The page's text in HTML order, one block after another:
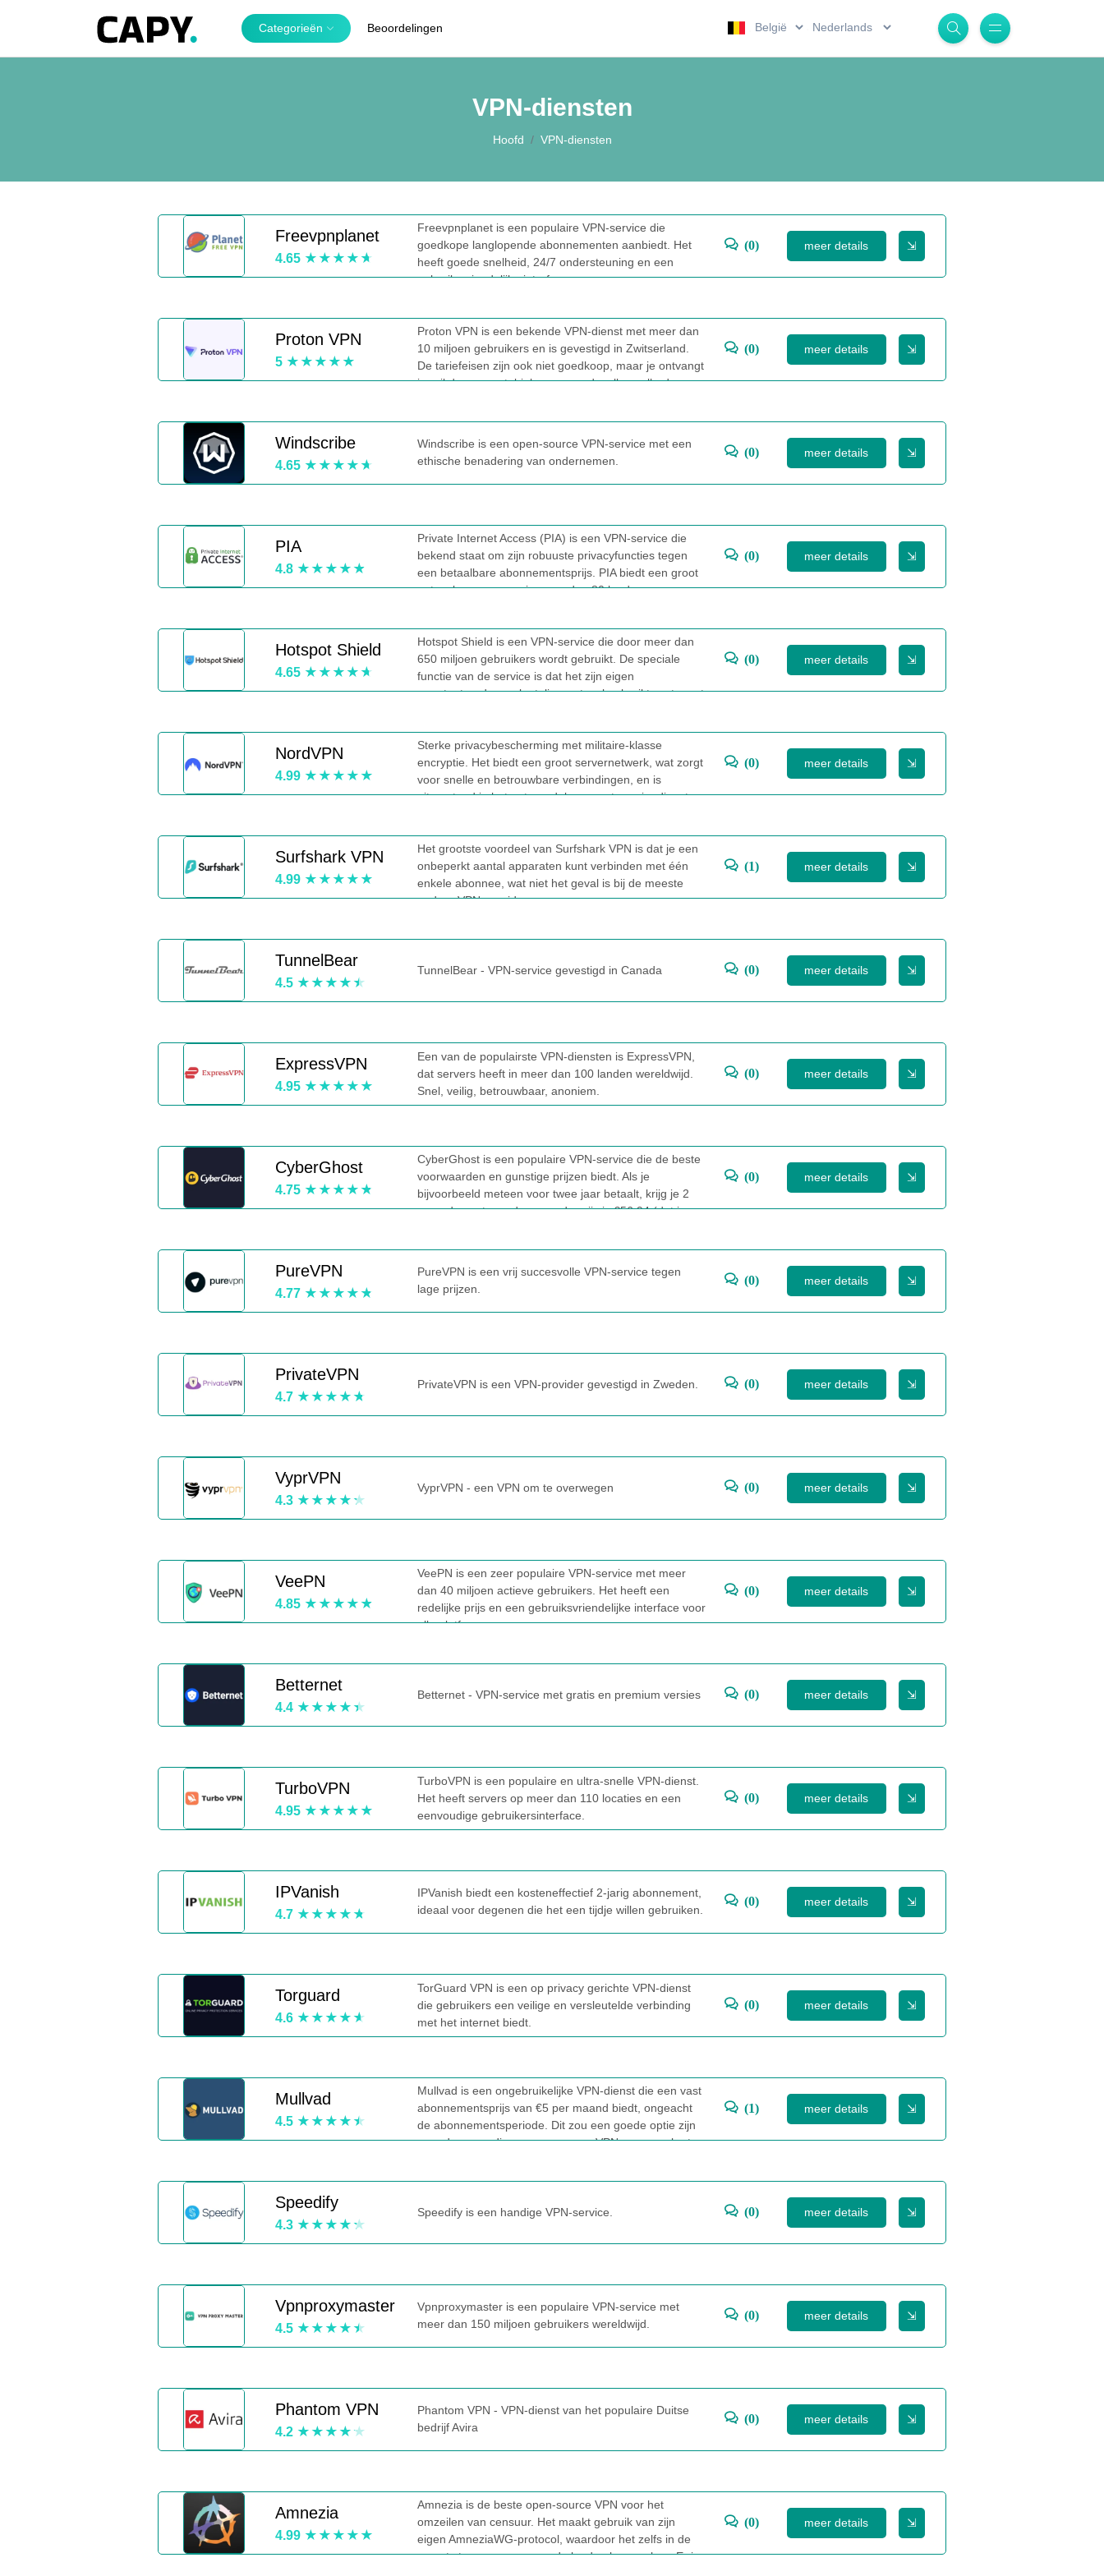
Categorieën Beoordelingen
VPN-diensten
Hoofd VPN-diensten
Freevpnplanet
4.65
Freevpnplanet is een populaire VPN-service die
goedkope langlopende abonnementen aanbiedt. Het
heeft goede snelheid, 24/7 ondersteuning en een
gebruiksvriendelijke interface.
(0) meer details ⇲
Proton VPN
5
Proton VPN is een bekende VPN-dienst met meer dan
10 miljoen gebruikers en is gevestigd in Zwitserland.
De tariefeisen zijn ook niet goedkoop, maar je ontvangt
in ruil daarvoor stabiele en razendsnelle snelheden en
(0) meer details ⇲
Windscribe
4.65
Windscribe is een open-source VPN-service met een
ethische benadering van ondernemen.
(0) meer details ⇲
PIA
4.8
Private Internet Access (PIA) is een VPN-service die
bekend staat om zijn robuuste privacyfuncties tegen
een betaalbare abonnementsprijs. PIA biedt een groot
netwerk van servers in meer dan 80 landen,
interface.
(0) meer details ⇲
Hotspot Shield
4.65
Hotspot Shield is een VPN-service die door meer dan
650 miljoen gebruikers wordt gebruikt. De speciale
functie van de service is dat het zijn eigen
gepatenteerde versleutelingprotocol gebruikt, wat zorgt
(0) meer details ⇲
NordVPN
4.99
Sterke privacybescherming met militaire-klasse
encryptie. Het biedt een groot servernetwerk, wat zorgt
voor snelle en betrouwbare verbindingen, en is
uitmuntend in het ontgrendelen van streamingdiensten.
(0) meer details ⇲
Surfshark VPN
4.99
Het grootste voordeel van Surfshark VPN is dat je een
onbeperkt aantal apparaten kunt verbinden met één
enkele abonnee, wat niet het geval is bij de meeste
andere VPN-providers.
(1) meer details ⇲
TunnelBear
4.5
TunnelBear - VPN-service gevestigd in Canada (0) meer details ⇲
ExpressVPN
4.95
Een van de populairste VPN-diensten is ExpressVPN,
dat servers heeft in meer dan 100 landen wereldwijd.
Snel, veilig, betrouwbaar, anoniem.
(0) meer details ⇲
CyberGhost
4.75
CyberGhost is een populaire VPN-service die de beste
voorwaarden en gunstige prijzen biedt. Als je
bijvoorbeeld meteen voor twee jaar betaalt, krijg je 2
maanden extra cadeau, en de prijs is €56,94 (dat is
(0) meer details ⇲
PureVPN
4.77
PureVPN is een vrij succesvolle VPN-service tegen
lage prijzen.
(0) meer details ⇲
PrivateVPN
4.7
PrivateVPN is een VPN-provider gevestigd in Zweden. (0) meer details ⇲
VyprVPN
4.3
VyprVPN - een VPN om te overwegen (0) meer details ⇲
VeePN
4.85
VeePN is een zeer populaire VPN-service met meer
dan 40 miljoen actieve gebruikers. Het heeft een
redelijke prijs en een gebruiksvriendelijke interface voor
alle platformen.
(0) meer details ⇲
Betternet
4.4
Betternet - VPN-service met gratis en premium versies (0) meer details ⇲
TurboVPN
4.95
TurboVPN is een populaire en ultra-snelle VPN-dienst.
Het heeft servers op meer dan 110 locaties en een
eenvoudige gebruikersinterface.
(0) meer details ⇲
IPVanish
4.7
IPVanish biedt een kosteneffectief 2-jarig abonnement,
ideaal voor degenen die het een tijdje willen gebruiken.
(0) meer details ⇲
Torguard
4.6
TorGuard VPN is een op privacy gerichte VPN-dienst
die gebruikers een veilige en versleutelde verbinding
met het internet biedt.
(0) meer details ⇲
Mullvad
4.5
Mullvad is een ongebruikelijke VPN-dienst die een vast
abonnementsprijs van €5 per maand biedt, ongeacht
de abonnementsperiode. Dit zou een goede optie zijn
voor degenen die overwegen een VPN voor een korte
(1) meer details ⇲
Speedify
4.3
Speedify is een handige VPN-service. (0) meer details ⇲
Vpnproxymaster
4.5
Vpnproxymaster is een populaire VPN-service met
meer dan 150 miljoen gebruikers wereldwijd.
(0) meer details ⇲
Phantom VPN
4.2
Phantom VPN - VPN-dienst van het populaire Duitse
bedrijf Avira
(0) meer details ⇲
Amnezia
4.99
Amnezia is de beste open-source VPN voor het
omzeilen van censuur. Het maakt gebruik van zijn
eigen AmneziaWG-protocol, waardoor het zelfs in de
meest streng gecensureerde landen kan werken. Er is
(0) meer details ⇲